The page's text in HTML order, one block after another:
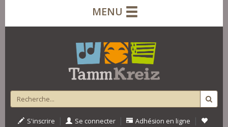
MENU
S'inscrire | Se connecter | Adhésion en ligne |